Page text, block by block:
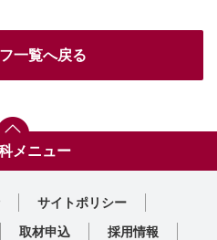
一覧へ戻る
メニュー
サイトポリシー
取材申込 採用情報